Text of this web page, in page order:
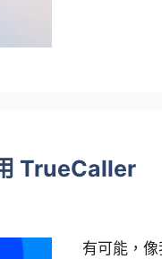
TrueCaller
有可能，